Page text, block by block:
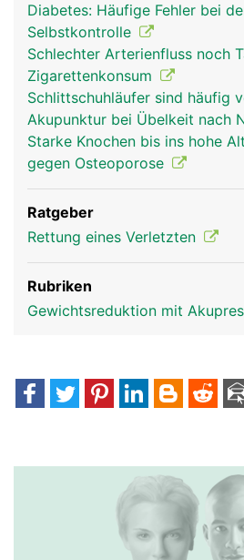
Diabetes: Häufige Fehler bei
Selbstkontrolle
Schlechter Arterienfluss noch
Zigarettenkonsum
Schlittschuhläufer sind häufig
Akupunktur bei Übelkeit nach
Starke Knochen bis ins hohe
gegen Osteoporose
Ratgeber
Rettung eines Verletzten
Rubriken
Gewichtsreduktion mit